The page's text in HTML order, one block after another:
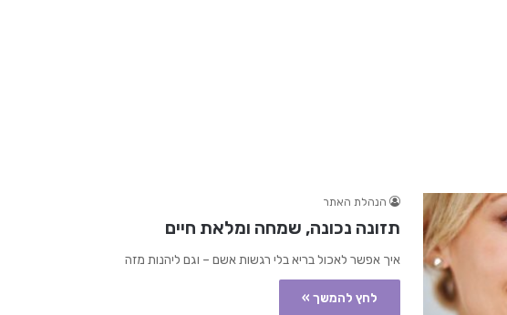
הנהלת האתר
תזונה נכונה, שמחה ומלאת חיים
איך אפשר לאכול בריא בלי רגשות אשם – וגם ליהנות מזה
לחץ להמשך »